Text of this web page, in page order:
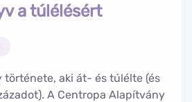
a túlélésért
története, aki át- és túlélte (és
A Centropa Alapítvány